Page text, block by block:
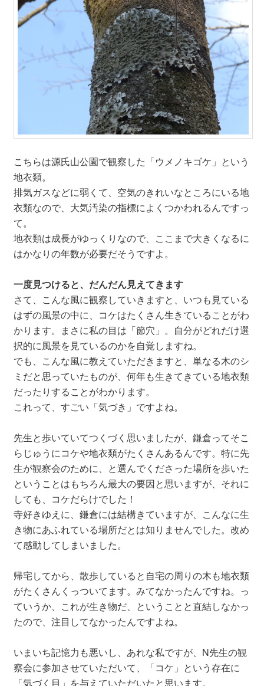
こちらは源氏山公園で観察した「ウメノキゴケ」という
地衣類。
排気ガスなどに弱くて、空気のきれいなところにいる地
衣類なので、大気汚染の指標によくつかわれるんですっ
て。
地衣類は成長がゆっくりなので、ここまで大きくなるに
はかなりの年数が必要だそうですよ。
一度見つけると、だんだん見えてきます
さて、こんな風に観察していきますと、いつも見ている
はずの風景の中に、コケはたくさん生きていることがわ
かります。まさに私の目は「節穴」。自分がどれだけ選
択的に風景を見ているのかを自覚しますね。
でも、こんな風に教えていただきますと、単なる木のシ
ミだと思っていたものが、何年も生きてきている地衣類
だったりすることがわかります。
これって、すごい「気づき」ですよね。
先生と歩いていてつくづく思いましたが、鎌倉ってそこ
らじゅうにコケや地衣類がたくさんあるんです。特に先
生が観察会のために、と選んでくださった場所を歩いた
ということはもちろん最大の要因と思いますが、それに
しても、コケだらけでした！
寺好きゆえに、鎌倉には結構きていますが、こんなに生
き物にあふれている場所だとは知りませんでした。改め
て感動してしまいました。
帰宅してから、散歩していると自宅の周りの木も地衣類
がたくさんくっついてます。みてなかったんですね。っ
ていうか、これが生き物だ、ということと直結しなかっ
たので、注目してなかったんですよね。
いまいち記憶力も悪いし、あれな私ですが、N先生の観
察会に参加させていただいて、「コケ」という存在に
「気づく目」を与えていただいたと思います。